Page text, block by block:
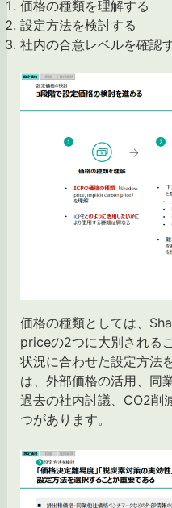
価格の種類を理解する
設定方法を検討する
社内の合意レベルを確認
価格の種類としては、
priceの2つに大別される
状況に合わせた設定方法
は、外部価格の活用、同
過去の社内討議、CO2削
つがあります。